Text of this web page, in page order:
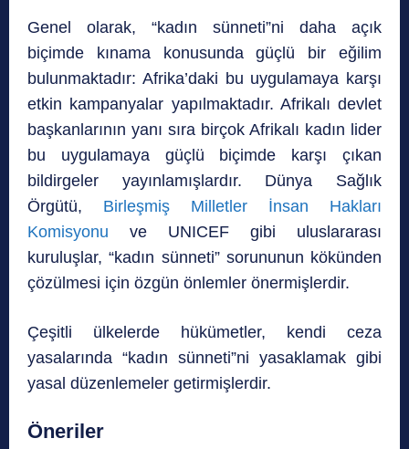
Genel olarak, “kadın sünneti”ni daha açık
biçimde kınama konusunda güçlü bir eğilim
bulunmaktadır: Afrika’daki bu uygulamaya karşı
etkin kampanyalar yapılmaktadır. Afrikalı devlet
başkanlarının yanı sıra birçok Afrikalı kadın lider
bu uygulamaya güçlü biçimde karşı çıkan
bildirgeler yayınlamışlardır. Dünya Sağlık
Örgütü, Birleşmiş Milletler İnsan Hakları
Komisyonu ve UNICEF gibi uluslararası
kuruluşlar, “kadın sünneti” sorununun kökünden
çözülmesi için özgün önlemler önermişlerdir.
Çeşitli ülkelerde hükümetler, kendi ceza
yasalarında “kadın sünneti”ni yasaklamak gibi
yasal düzenlemeler getirmişlerdir.
Öneriler